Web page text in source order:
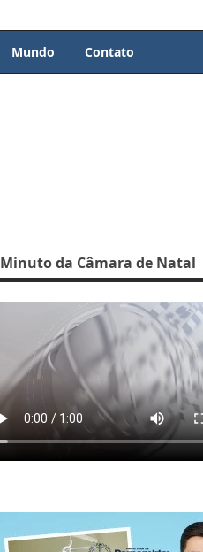
Mundo Contato
Minuto da Câmara de Natal